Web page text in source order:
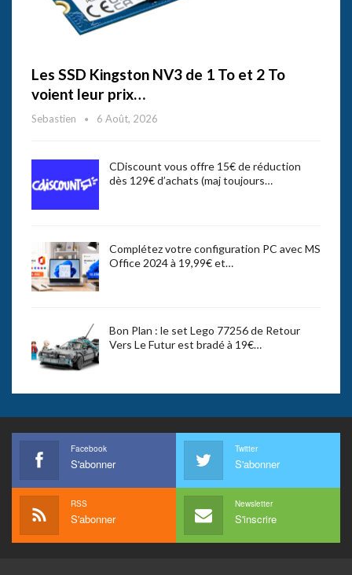
Les SSD Kingston NV3 de 1 To et 2 To
voient leur prix…
Sebastien 6 Août, 2026
CDiscount vous offre 15€ de réduction
dès 129€ d’achats (maj toujours…
Complétez votre configuration PC avec MS
Office 2024 à 19,99€ et…
Bon Plan : le set Lego 77256 de Retour
Vers Le Futur est bradé à 19€…
Facebook
S'abonner
Twitter
S'abonner
RSS
S'abonner
Newsletter
S'inscrire